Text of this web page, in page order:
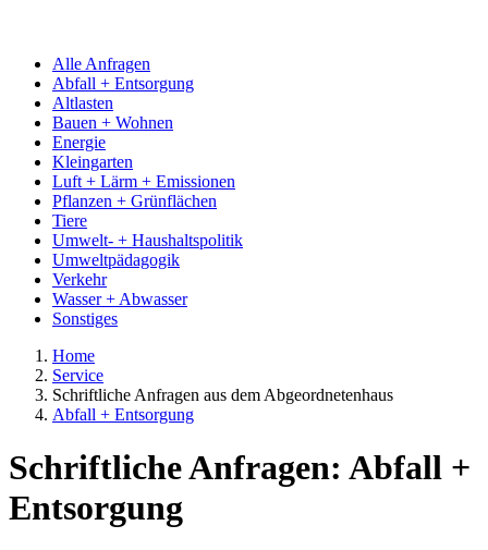
Alle Anfragen
Abfall + Entsorgung
Altlasten
Bauen + Wohnen
Energie
Kleingarten
Luft + Lärm + Emissionen
Pflanzen + Grünflächen
Tiere
Umwelt- + Haushaltspolitik
Umweltpädagogik
Verkehr
Wasser + Abwasser
Sonstiges
Home
Service
Schriftliche Anfragen aus dem Abgeordnetenhaus
Abfall + Entsorgung
Schriftliche Anfragen: Abfall +
Entsorgung